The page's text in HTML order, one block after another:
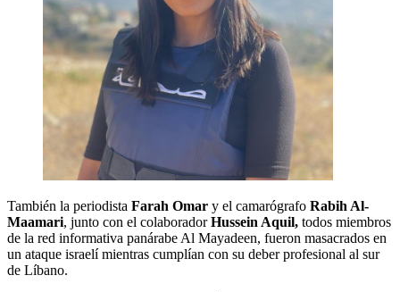
También la periodista Farah Omar y el camarógrafo Rabih Al-
Maamari, junto con el colaboradorHussein Aquil, todos miembros
de la red informativa panárabe Al Mayadeen, fueron masacrados en
un ataque israelí mientras cumplían con su deber profesional al sur
de Líbano.